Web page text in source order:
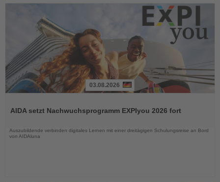
die
03.08.2026
AIDA setzt Nachwuchsprogramm EXPIyou 2026 fort
Auszubildende verbinden digitales Lernen mit einer dreitägigen Schulungsreise an Bord
von AIDAluna